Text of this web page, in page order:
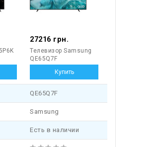
27216 грн.
Телевизор Samsung
QE65Q7F
QE65Q7F
Samsung
Есть в наличии